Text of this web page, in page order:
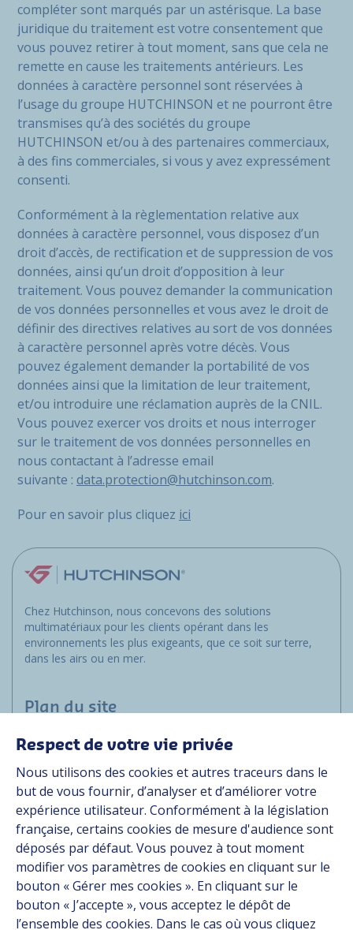
compléter sont marqués par un astérisque. La base
juridique du traitement est votre consentement que
vous pouvez retirer à tout moment, sans que cela ne
remette en cause les traitements antérieurs. Les
données à caractère personnel sont réservées à
l’usage du groupe HUTCHINSON et ne pourront être
transmises qu’à des sociétés du groupe
HUTCHINSON et/ou à des partenaires commerciaux,
à des fins commerciales, si vous y avez expressément
consenti.
Conformément à la règlementation relative aux
données à caractère personnel, vous disposez d’un
droit d’accès, de rectification et de suppression de vos
données, ainsi qu’un droit d’opposition à leur
traitement. Vous pouvez demander la communication
de vos données personnelles et vous avez le droit de
définir des directives relatives au sort de vos données
à caractère personnel après votre décès. Vous
pouvez également demander la portabilité de vos
données ainsi que la limitation de leur traitement,
et/ou introduire une réclamation auprès de la CNIL.
Vous pouvez exercer vos droits et nous interroger
sur le traitement de vos données personnelles en
nous contactant à l’adresse email
suivante : data.protection@hutchinson.com.
Pour en savoir plus cliquez ici
Chez Hutchinson, nous concevons des solutions
multimatériaux pour les clients opérant dans les
environnements les plus exigeants, que ce soit sur terre,
dans les airs ou en mer.
Plan du site
Marchés
Solutions
Ressources
À propos
Carrière
Contact
Suivez-nous
Respect de votre vie privée
Nous utilisons des cookies et autres traceurs dans le
but de vous fournir, d’analyser et d’améliorer votre
expérience utilisateur. Conformément à la législation
française, certains cookies de mesure d'audience sont
déposés par défaut. Vous pouvez à tout moment
modifier vos paramètres de cookies en cliquant sur le
bouton « Gérer mes cookies ». En cliquant sur le
bouton « J’accepte », vous acceptez le dépôt de
l’ensemble des cookies. Dans le cas où vous cliquez